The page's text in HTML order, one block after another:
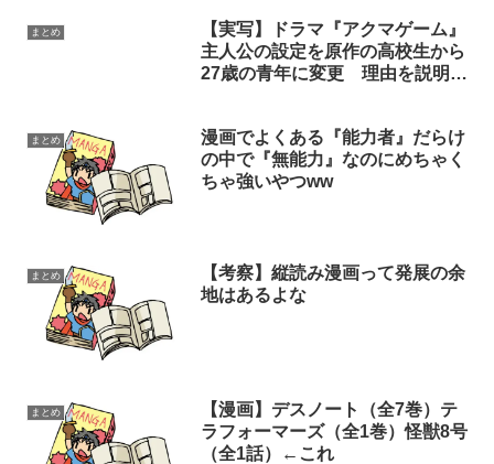
まとめ
【実写】ドラマ『アクマゲーム』
主人公の設定を原作の高校生から
27歳の青年に変更 理由を説明
まとめ
漫画でよくある『能力者』だらけ
の中で『無能力』なのにめちゃく
ちゃ強いやつww
まとめ
【考察】縦読み漫画って発展の余
地はあるよな
まとめ
【漫画】デスノート（全7巻）テ
ラフォーマーズ（全1巻）怪獣8号
（全1話）←これ